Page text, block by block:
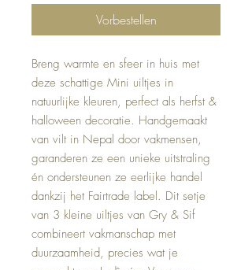
Vorbestellen
Breng warmte en sfeer in huis met
deze schattige Mini uiltjes in
natuurlijke kleuren, perfect als herfst &
halloween decoratie. Handgemaakt
van vilt in Nepal door vakmensen,
garanderen ze een unieke uitstraling
én ondersteunen ze eerlijke handel
dankzij het Fairtrade label. Dit setje
van 3 kleine uiltjes van Gry & Sif
combineert vakmanschap met
duurzaamheid, precies wat je